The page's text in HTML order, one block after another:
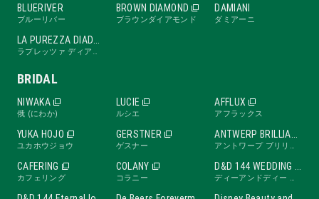
BLUERIVER
ブルーリバー
BROWN DIAMOND
ブラウンダイアモンド
DAMIANI
ダミアーニ
BRIDAL
NIWAKA
俄 (にわか)
LUCIE
ルシエ
AFFLUX
アフラックス
YUKA HOJO
ユカホウジョウ
GERSTNER
ゲスナー
CAFERING
カフェリング
COLANY
コラニー